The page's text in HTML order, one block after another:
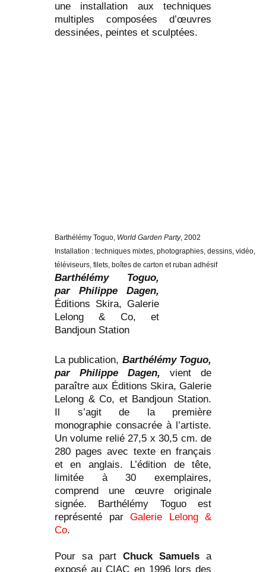
une installation aux techniques
multiples composées d’œuvres
dessinées, peintes et sculptées.
Barthélémy Toguo, World Garden Party, 2002
Installation : techniques mixtes, photographies, dessins, vidéo,
téléviseurs, filets, boîtes de carton et ruban adhésif
Barthélémy Toguo,
par Philippe Dagen,
Éditions Skira, Galerie
Lelong & Co, et
Bandjoun Station
La publication, Barthélémy Toguo,
par Philippe Dagen, vient de
paraître aux Éditions Skira, Galerie
Lelong & Co, et Bandjoun Station.
Il s’agit de la première
monographie consacrée à l’artiste.
Un volume relié 27,5 x 30,5 cm. de
280 pages avec texte en français
et en anglais. L’édition de tête,
limitée à 30 exemplaires,
comprend une œuvre originale
signée. Barthélémy Toguo est
représenté par Galerie Lelong &
Co.
Pour sa part Chuck Samuels a
exposé au CIAC en 1996 lors des